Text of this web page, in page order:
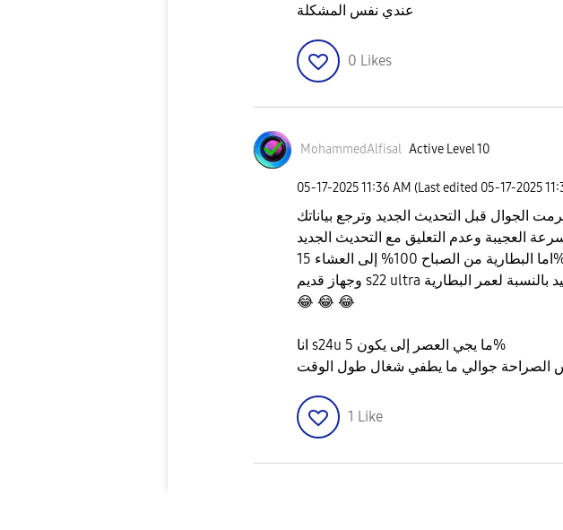
عندي نفس المشكلة
0 Likes
MohammedAlfisal Active Level 10
‎05-17-202511:36 AM (Last edited ‎05-17-2025
الجوال قبل التحديث الجديد وترجع بياناتك
100% إلى العشاء 15%
😂 😂 😂
انا s24u ما يجي العصر إلى يكون 5%
1 Like